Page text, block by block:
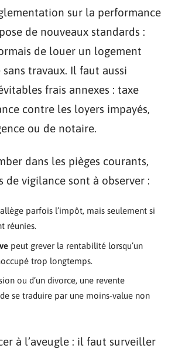
sur la performance
de nouveaux standards :
de louer un logement
travaux. Il faut aussi
frais annexes : taxe
contre les loyers impayés,
ou de notaire.
dans les pièges courants,
de vigilance sont à observer :
parfois l’impôt, mais seulement si
réunies.
peut grever la rentabilité lorsqu’un
trop longtemps.
ou d’un divorce, une revente
se traduire par une moins-value non
à l’aveugle : il faut surveiller